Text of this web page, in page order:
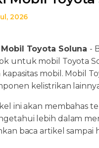
2026
Toyota Soluna -
untuk mobil Toyota
kapasitas mobil. Mobil
kelistrikan
ini akan membahas
lebih dalam
baca artikel sampai